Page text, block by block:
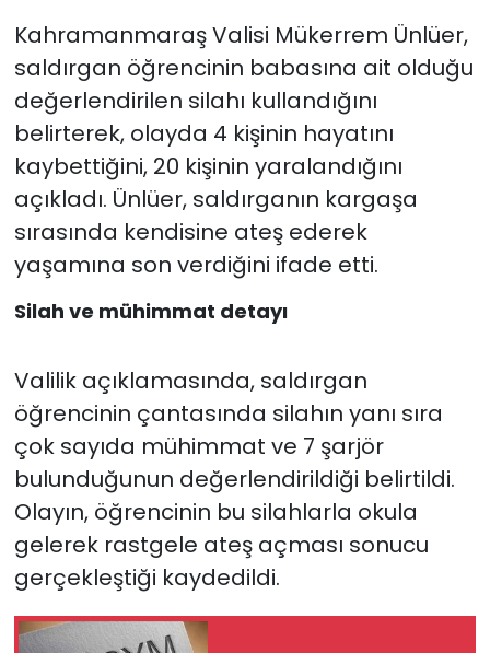
Kahramanmaraş Valisi Mükerrem Ünlüer,
saldırgan öğrencinin babasına ait olduğu
değerlendirilen silahı kullandığını
belirterek, olayda 4 kişinin hayatını
kaybettiğini, 20 kişinin yaralandığını
açıkladı. Ünlüer, saldırganın kargaşa
sırasında kendisine ateş ederek
yaşamına son verdiğini ifade etti.
Silah ve mühimmat detayı
Valilik açıklamasında, saldırgan
öğrencinin çantasında silahın yanı sıra
çok sayıda mühimmat ve 7 şarjör
bulunduğunun değerlendirildiği belirtildi.
Olayın, öğrencinin bu silahlarla okula
gelerek rastgele ateş açması sonucu
gerçekleştiği kaydedildi.